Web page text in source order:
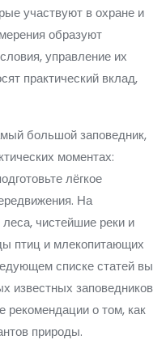
участвуют в охране и
образуют
управление их
практический вклад,
большой заповедник,
моментах:
лёгкое
На
чистейшие реки и
птиц и млекопитающих
списке статей вы
известных заповедников
рекомендации о том, как
природы.